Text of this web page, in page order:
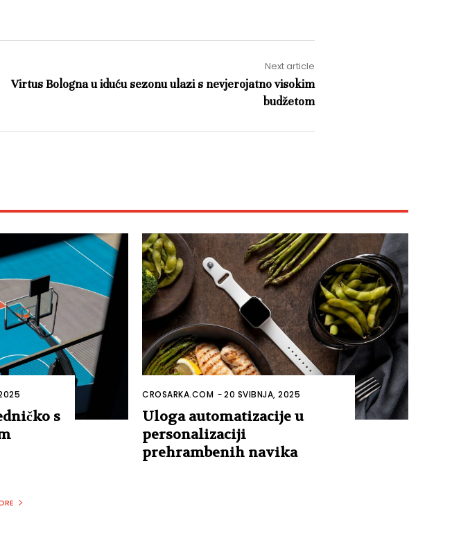
Next article
Virtus Bologna u iduću sezonu ulazi s nevjerojatno visokim
budžetom
s
CROSARKA.COM -20 SVIBNJA, 2025
Uloga automatizacije u
personalizaciji
prehrambenih navika